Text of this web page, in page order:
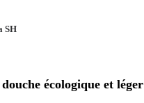
SH
écologique et léger